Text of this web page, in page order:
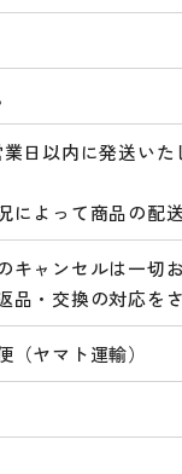
日以内に発送いた
よって商品の配
キャンセルは一切
品・交換の対応を
（ヤマト運輸）